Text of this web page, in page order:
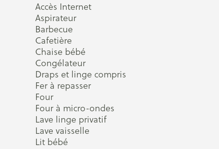
Accès Internet
Aspirateur
Barbecue
Cafetière
Chaise bébé
Congélateur
Draps et linge compris
Fer à repasser
Four
Four à micro-ondes
Lave linge privatif
Lave vaisselle
Lit bébé